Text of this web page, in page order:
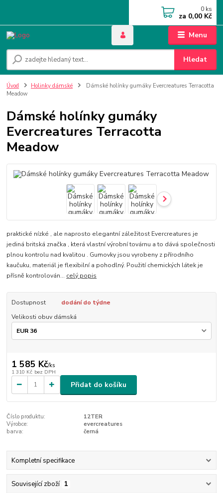
Menu
Hledat
0 ks
za 0,00 Kč
Úvod Holinky dámské
Dámské holínky gumáky Evercreatures Terracotta
Meadow
Dámské holínky gumáky
Evercreatures Terracotta
Meadow
praktické nízké , ale naprosto elegantní záležitost Evercreatures je
jediná britská značka , která vlastní výrobní továrnu a to dává společnosti
plnou kontrolu nad kvalitou . Gumovky jsou vyrobeny z přírodního
kaučuku, materiál je flexibilní a pohodlný. Použití chemických látek je
přísně kontrolován... celý popis
Dostupnost
dodání do týdne
Velikosti obuv dámská
1 585 Kč/ks
1 310 Kč bez DPH
Přidat do košíku
Číslo produktu:
12TER
Výrobce:
evercreatures
barva:
černá
Kompletní specifikace
Související zboží 1